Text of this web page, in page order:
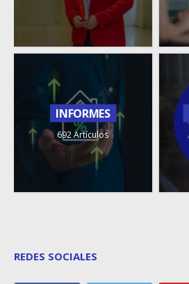
INFORMES
692 Artículos
REDES SOCIALES